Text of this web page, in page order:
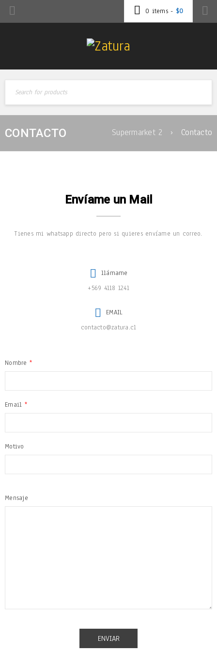
0 items - $0
CONTACTO Supermarket 2 › Contacto
Envíame un Mail
Tienes mi whatsapp directo pero si quieres envíame un correo.
llámame
+569 4118 1241
EMAIL
contacto@zatura.cl
Nombre *
Email *
Motivo
Mensaje